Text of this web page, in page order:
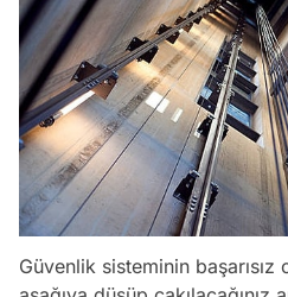
Güvenlik sisteminin başarısız